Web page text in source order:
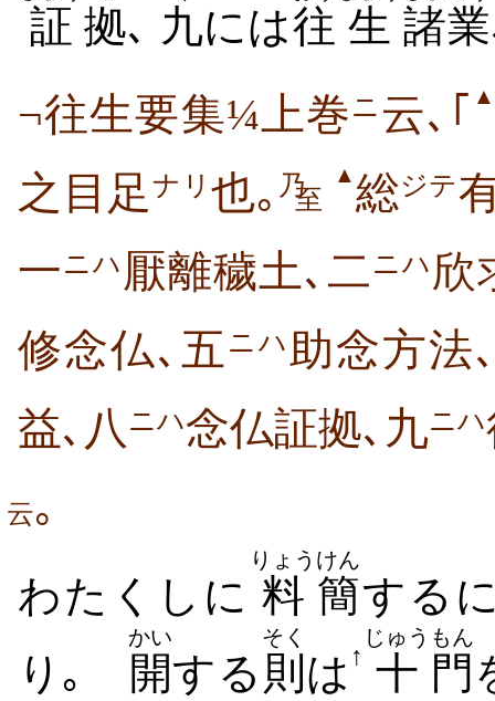
証 拠､ 九には往 生 諸業
¬往生要集¼上巻ニ 云､｢ ▲
之目足 ナリ 也｡ 乃至
▲ 総ジテ
一ニハ 厭離穢土､二ニハ 欣
修念仏､五 ニハ助念方法
益､八 ニハ念仏証拠､九ニハ
云｡
わたくしに 料
りょう
簡
けん
する
り｡
開
かい
する 則
そく
は ↑ 十
じゅう
門
もん